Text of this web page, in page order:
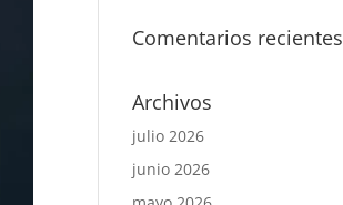
Comentarios recientes
Archivos
julio 2026
junio 2026